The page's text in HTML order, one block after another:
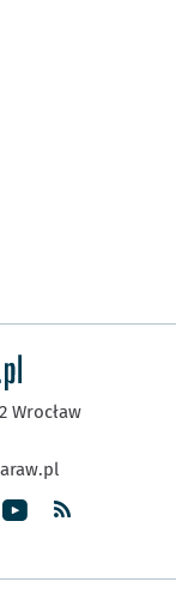
Wrocław